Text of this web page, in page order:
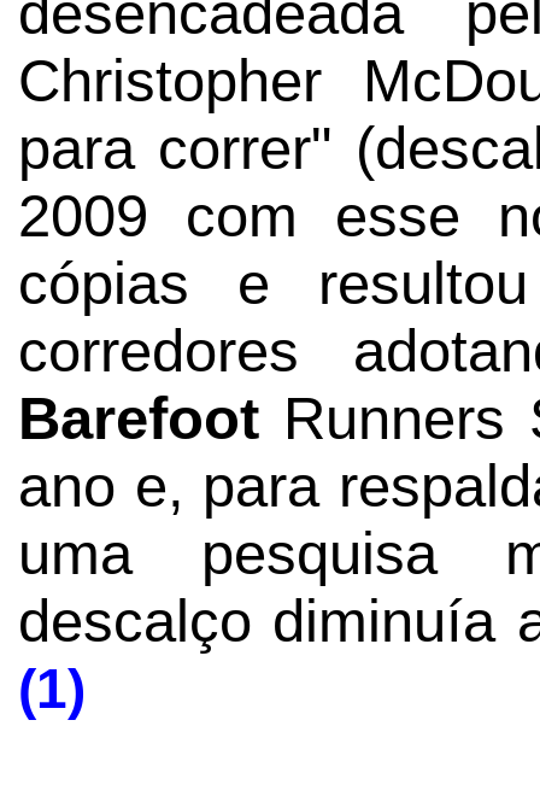
desencadeada
Christopher
para correr"
2009 com esse
cópias e
corredores
Barefoot Runners
ano e, para
uma pesquisa
descalço diminuía
(1)